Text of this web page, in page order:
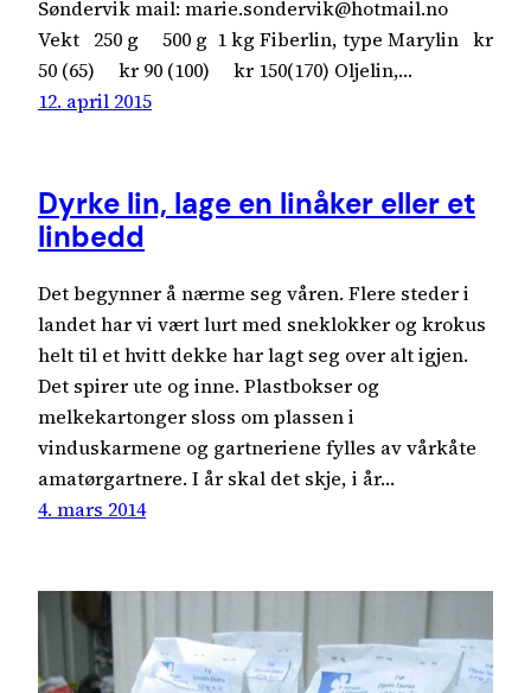
Søndervik mail: marie.sondervik@hotmail.no
Vekt 250 g 500 g 1 kg Fiberlin, type Marylin kr
50 (65) kr 90 (100) kr 150(170) Oljelin,…
12. april 2015
Dyrke lin, lage en linåker eller et
linbedd
Det begynner å nærme seg våren. Flere steder i
landet har vi vært lurt med sneklokker og krokus
helt til et hvitt dekke har lagt seg over alt igjen.
Det spirer ute og inne. Plastbokser og
melkekartonger sloss om plassen i
vinduskarmene og gartneriene fylles av vårkåte
amatørgartnere. I år skal det skje, i år…
4. mars 2014